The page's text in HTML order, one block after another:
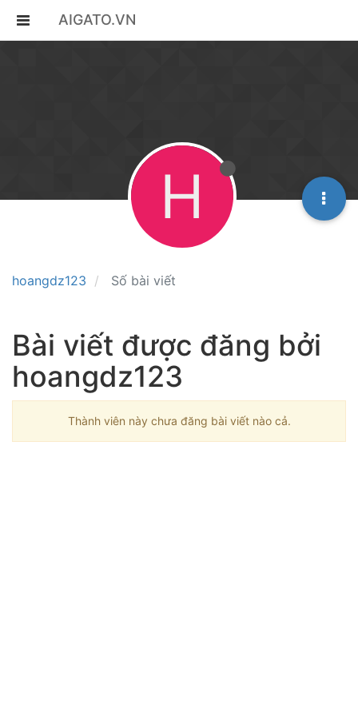
AIGATO.VN
hoangdz123 Số bài viết
H
Bài viết được đăng bởi
hoangdz123
Thành viên này chưa đăng bài viết nào cả.